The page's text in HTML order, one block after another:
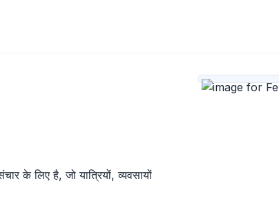
के लिए है, जो यात्रियों, व्यवसायों